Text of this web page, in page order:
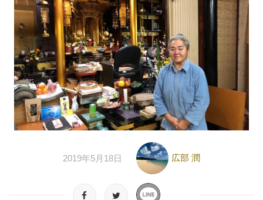
2019年5月18日 広部 潤